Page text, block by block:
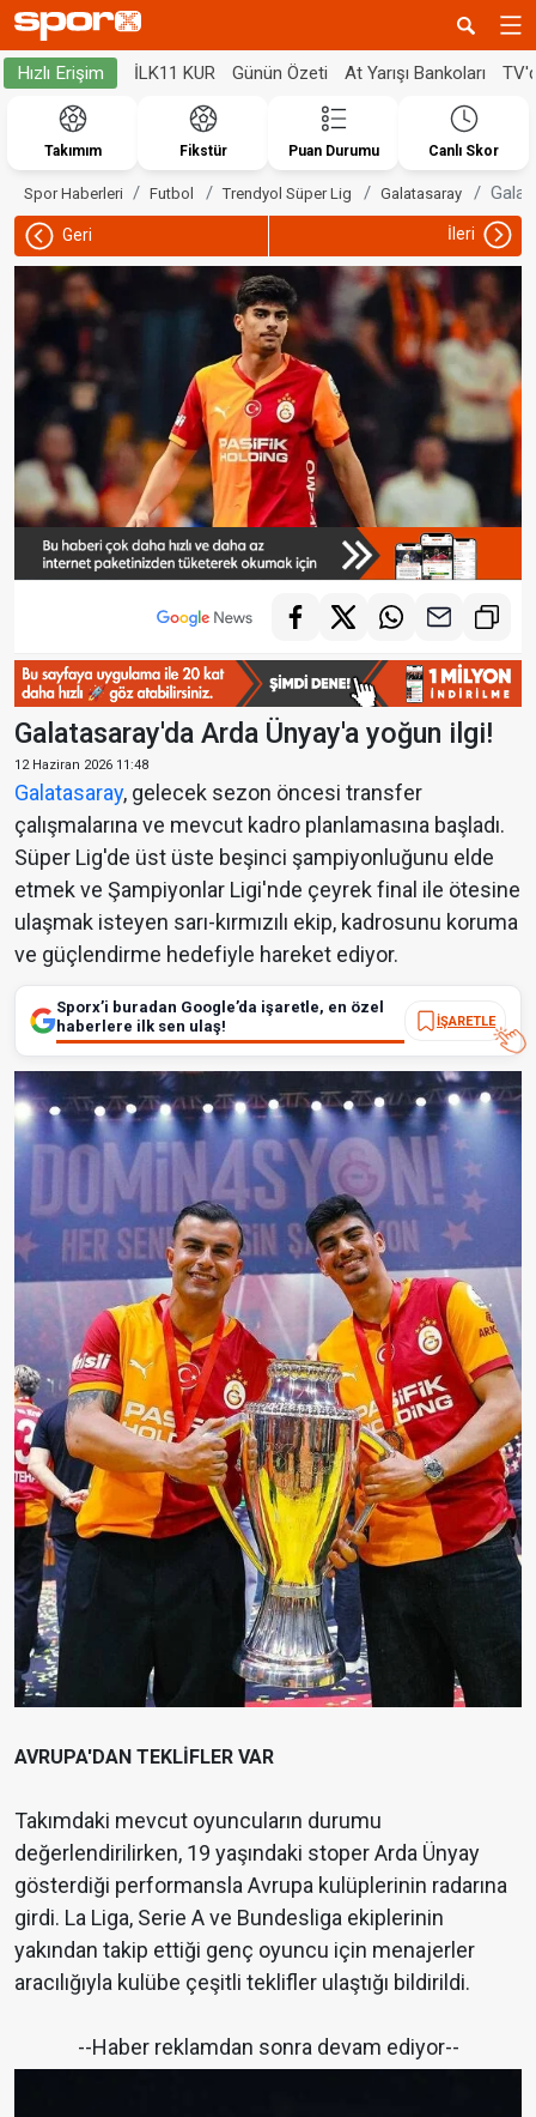
Hızlı Erişim İLK11 KUR Günün Özeti At Yarışı Bankoları
Takımım Fikstür Puan Durumu Canlı Skor
Spor Haberleri Futbol Trendyol Süper Lig Galatasaray
Geri İleri
Galatasaray'da Arda Ünyay'a yoğun ilgi!
12 Haziran 2026 11:48
Galatasaray, gelecek sezon öncesi transfer
çalışmalarına ve mevcut kadro planlamasına başladı.
Süper Lig'de üst üste beşinci şampiyonluğunu elde
etmek ve Şampiyonlar Ligi'nde çeyrek final ile ötesine
ulaşmak isteyen sarı-kırmızılı ekip, kadrosunu koruma
ve güçlendirme hedefiyle hareket ediyor.
Sporx’i buradan Google’da işaretle, en özel
haberlere ilk sen ulaş!
İŞARETLE
AVRUPA'DAN TEKLİFLER VAR
Takımdaki mevcut oyuncuların durumu
değerlendirilirken, 19 yaşındaki stoper Arda Ünyay
gösterdiği performansla Avrupa kulüplerinin radarına
girdi. La Liga, Serie A ve Bundesliga ekiplerinin
yakından takip ettiği genç oyuncu için menajerler
aracılığıyla kulübe çeşitli teklifler ulaştığı bildirildi.
--Haber reklamdan sonra devam ediyor--